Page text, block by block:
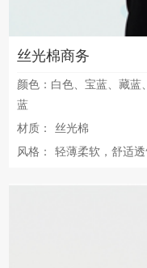
丝光棉商务
颜色：白色、宝蓝、藏蓝
蓝
材质：
丝光棉
风格：
轻薄柔软，舒适